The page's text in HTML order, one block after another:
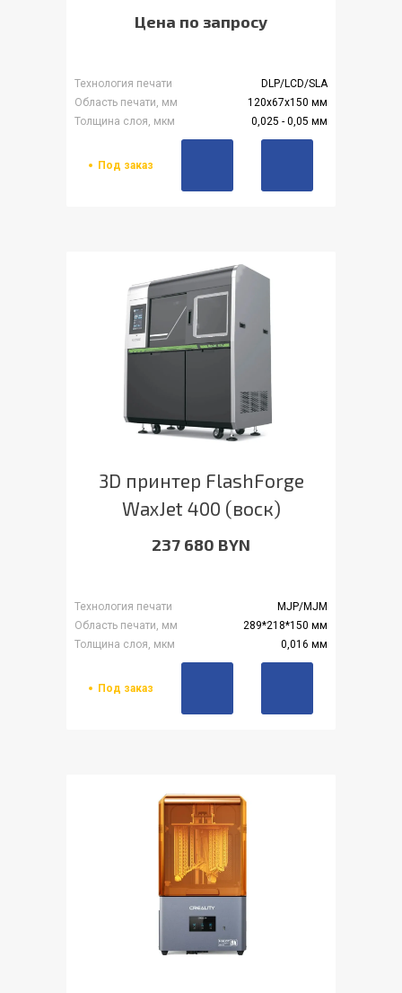
Цена по запросу
Технология печати
DLP/LCD/SLA
Область печати, мм
120х67х150 мм
Толщина слоя, мкм
0,025 - 0,05 мм
Под заказ
3D принтер FlashForge
WaxJet 400 (воск)
237 680 BYN
Технология печати
MJP/MJM
Область печати, мм
289*218*150 мм
Толщина слоя, мкм
0,016 мм
Под заказ